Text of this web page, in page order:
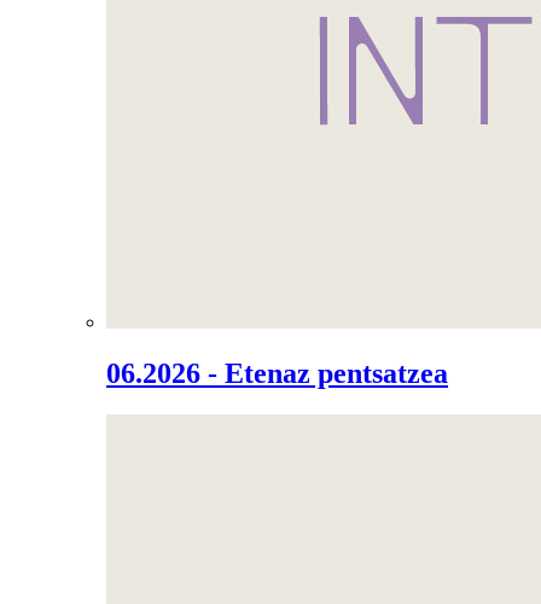
06.2026 - Etenaz pentsatzea